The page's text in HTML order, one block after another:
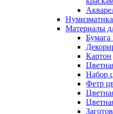
Нумизматика
Материалы
Бумага
Картон
Набор
Фетр